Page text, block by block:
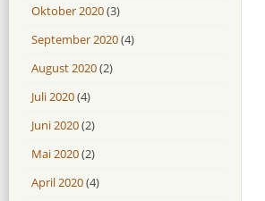
Oktober 2020(3)
September 2020(4)
August 2020(2)
Juli 2020(4)
Juni 2020(2)
Mai 2020(2)
April 2020(4)